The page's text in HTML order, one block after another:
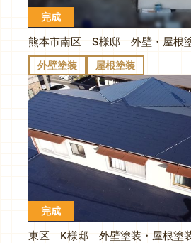
完成
熊本市南区 S様邸 外壁・屋根
外壁塗装 屋根塗装
完成
東区 K様邸 外壁塗装・屋根塗